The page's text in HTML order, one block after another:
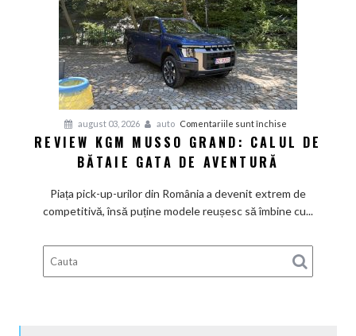
august 03, 2026 auto Comentariile sunt închise
Review
Grand:
Calul
bătaie
gata
de
REVIEW KGM MUSSO GRAND: CALUL DE
BĂTAIE GATA DE AVENTURĂ
Piața pick-up-urilor din România a devenit extrem de
competitivă, însă puține modele reușesc să îmbine cu...